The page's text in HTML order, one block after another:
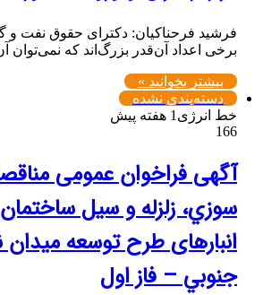
فرشید فرحناکیان: دکترای حقوق نفت و
برخی اعداد آن‌قدر بزرگ‌اند که نمی‌توان
بیشتر بخوانید »
دسته‌بندی نشده
خط انرژی 1 هفته پیش
166
آگهی فراخوان عمومی
سوزي، زلزله و سیل
انبارهای طرح توسعه ميدان
جنوبي – فاز اول